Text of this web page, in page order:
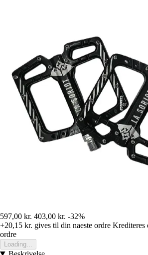
597,00 kr. 403,00 kr. -32%
+20,15 kr. gives til din naeste ordre Krediteres
ordre
Loading...